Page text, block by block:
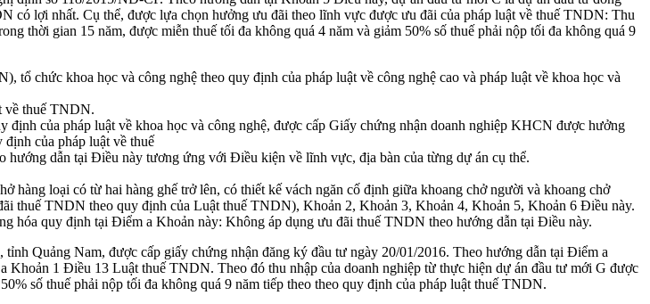
lợi nhất. Cụ thể, được lựa chọn hưởng ưu đãi theo lĩnh vực được ưu đãi của pháp luật về thuế TNDN: Thu
thời gian 15 năm, được miễn thuế tối đa không quá 4 năm và giảm 50% số thuế phải nộp tối đa không quá 9
tổ chức khoa học và công nghệ theo quy định của pháp luật về công nghệ cao và pháp luật về khoa học và
về thuế TNDN.
của pháp luật về khoa học và công nghệ, được cấp Giấy chứng nhận doanh nghiệp KHCN được hưởng
của pháp luật về thuế
dẫn tại Điều này tương ứng với Điều kiện về lĩnh vực, địa bàn của từng dự án cụ thể.
loại có từ hai hàng ghế trở lên, có thiết kế vách ngăn cố định giữa khoang chở người và khoang chở
thuế TNDN theo quy định của Luật thuế TNDN), Khoản 2, Khoản 3, Khoản 4, Khoản 5, Khoản 6 Điều này.
hóa quy định tại Điểm a Khoản này: Không áp dụng ưu đãi thuế TNDN theo hướng dẫn tại Điều này.
Quảng Nam, được cấp giấy chứng nhận đăng ký đầu tư ngày 20/01/2016. Theo hướng dẫn tại Điểm a
1 Điều 13 Luật thuế TNDN. Theo đó thu nhập của doanh nghiệp từ thực hiện dự án đầu tư mới G được
số thuế phải nộp tối đa không quá 9 năm tiếp theo theo quy định của pháp luật thuế TNDN.